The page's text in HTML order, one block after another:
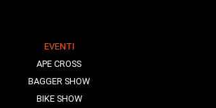
EVENTI
APE CROSS
BAGGER SHOW
BIKE SHOW